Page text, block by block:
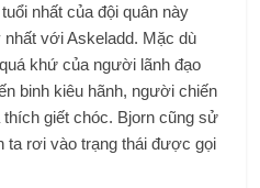
nhất của đội quân này
với Askeladd. Mặc dù
khứ của người lãnh đạo
binh kiêu hãnh, người chiến
giết chóc. Bjorn cũng sử
ta rơi vào trạng thái được gọi